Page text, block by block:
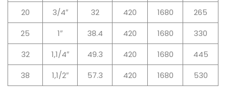
20
3/4″ 32 420 1680
265
25
1″ 38.4 420 1680
330
32
1,1/4″ 49.3 420 1680
445
38
1,1/2″ 57.3 420 1680 530